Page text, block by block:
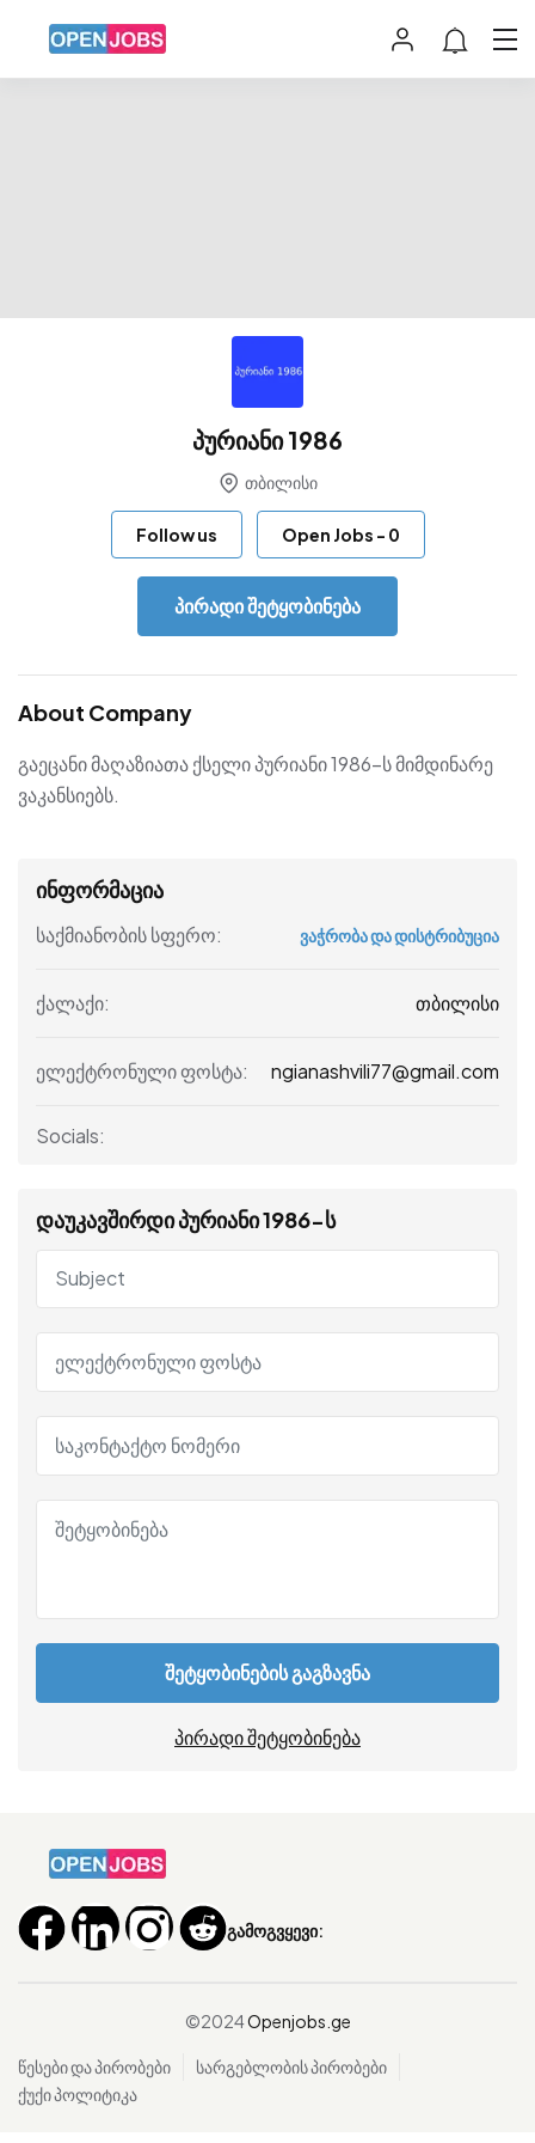
პურიანი 1986
თბილისი
Follow us Open Jobs - 0
პირადი შეტყობინება
About Company
გაეცანი მაღაზიათა ქსელი პურიანი 1986-ს მიმდინარე
ვაკანსიებს.
ინფორმაცია
საქმიანობის სფერო: ვაჭრობა და დისტრიბუცია
ქალაქი: თბილისი
ელექტრონული ფოსტა: ngianashvili77@gmail.com
Socials:
დაუკავშირდი პურიანი 1986-ს
შეტყობინების გაგზავნა
პირადი შეტყობინება
გამოგვყევი:
©2024Openjobs.ge
წესები და პირობები
სარგებლობის პირობები
ქუქი პოლიტიკა